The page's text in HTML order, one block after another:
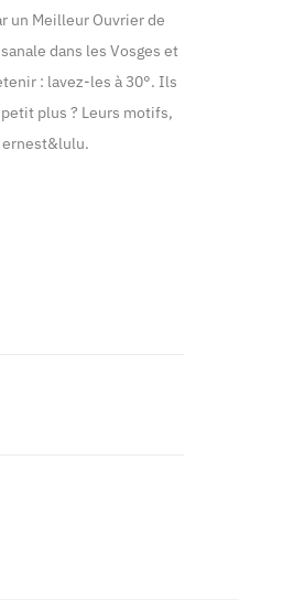
un Meilleur Ouvrier de
dans les Vosges et
: lavez-les à 30°. Ils
plus ? Leurs motifs,
ernest&lulu.